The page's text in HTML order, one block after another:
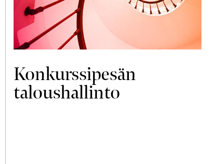
Konkurssipesän
taloushallinto